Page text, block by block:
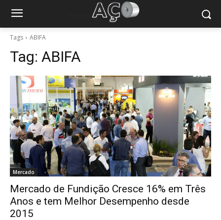
Tags ABIFA
Tag: ABIFA
Mercado
Mercado de Fundição Cresce 16% em Três
Anos e tem Melhor Desempenho desde
2015